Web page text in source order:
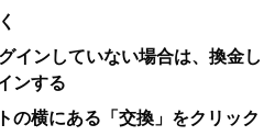
インしていない場合は、換金し
ンする
の横にある「交換」をクリック